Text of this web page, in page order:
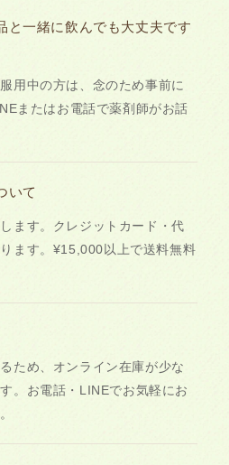
と一緒に飲んでも大丈夫です
用中の方は、念のため事前に
またはお電話で薬剤師がお話
いて
ます。クレジットカード・代
ます。¥15,000以上で送料無料
ため、オンライン在庫が少な
。お電話・LINEでお気軽にお